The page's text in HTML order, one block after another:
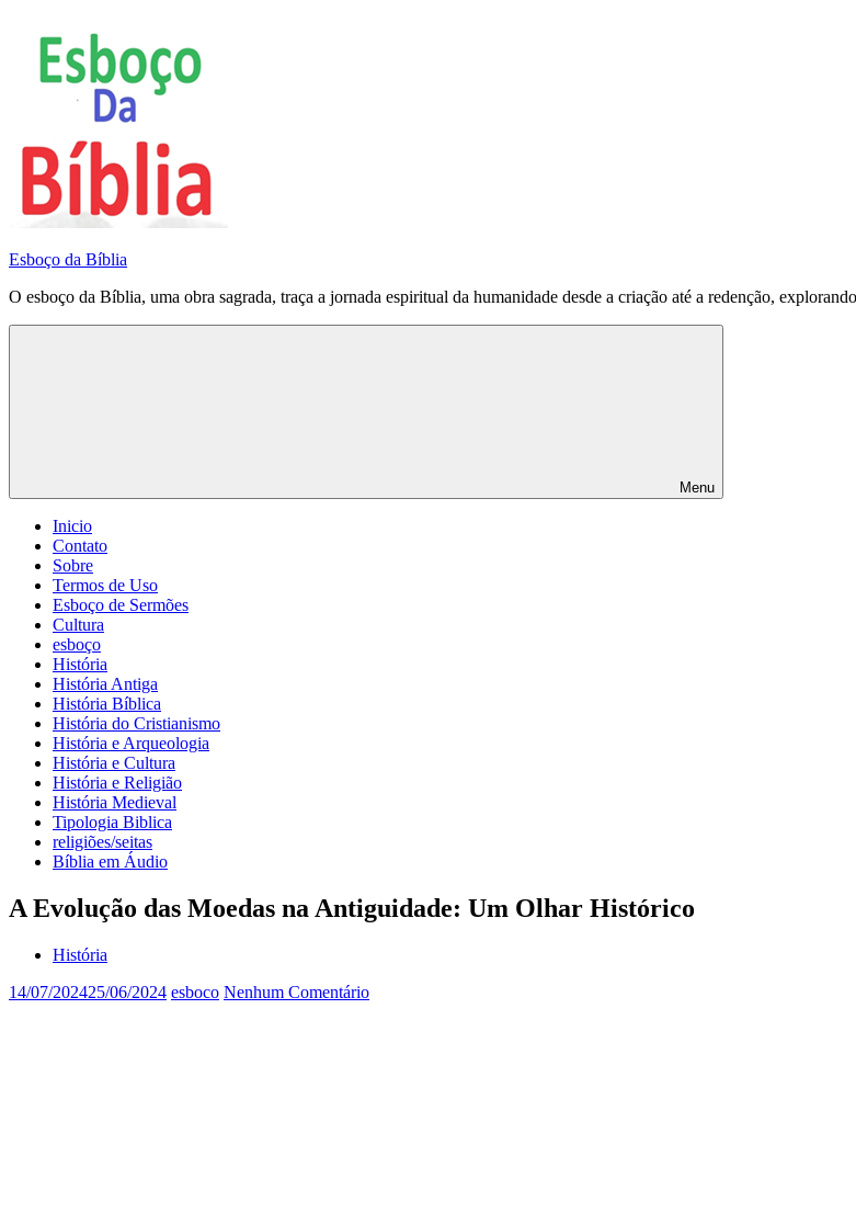
conteúdo
Esboço da Bíblia
O esboço da Bíblia, uma obra sagrada, traça a jornada espiritual da humanidade desde a criação até a redenção,
Menu
Inicio
Contato
Sobre
Termos de Uso
Esboço de Sermões
Cultura
esboço
História
História Antiga
História Bíblica
História do Cristianismo
História e Arqueologia
História e Cultura
História e Religião
História Medieval
Tipologia Biblica
religiões/seitas
Bíblia em Áudio
A Evolução das Moedas na Antiguidade: Um Olhar Histórico
História
14/07/202425/06/2024 esboco Nenhum Comentário